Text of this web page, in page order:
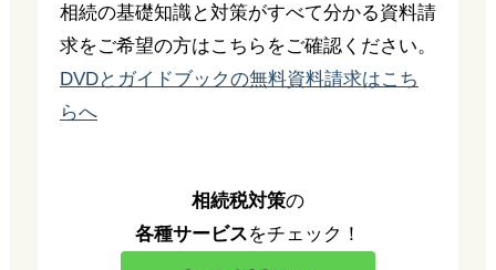
相続の基礎知識と対策がすべて分かる資料請
求をご希望の方はこちらをご確認ください。
DVDとガイドブックの無料資料請求はこち
らへ
相続税対策の
各種サービスをチェック！